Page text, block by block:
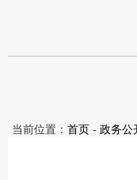
当前位置： 首页 - 政务公